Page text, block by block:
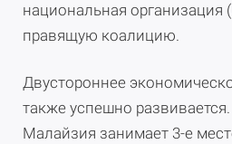
национальная организация
правящую коалицию.
Двустороннее
также успешно
Малайзия занимает 3-е